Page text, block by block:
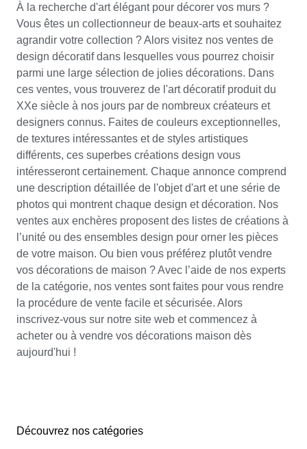
À la recherche d'art élégant pour décorer vos murs ?
Vous êtes un collectionneur de beaux-arts et souhaitez
agrandir votre collection ? Alors visitez nos ventes de
design décoratif dans lesquelles vous pourrez choisir
parmi une large sélection de jolies décorations. Dans
ces ventes, vous trouverez de l'art décoratif produit du
XXe siècle à nos jours par de nombreux créateurs et
designers connus. Faites de couleurs exceptionnelles,
de textures intéressantes et de styles artistiques
différents, ces superbes créations design vous
intéresseront certainement. Chaque annonce comprend
une description détaillée de l'objet d'art et une série de
photos qui montrent chaque design et décoration. Nos
ventes aux enchères proposent des listes de créations à
l’unité ou des ensembles design pour orner les pièces
de votre maison. Ou bien vous préférez plutôt vendre
vos décorations de maison ? Avec l’aide de nos experts
de la catégorie, nos ventes sont faites pour vous rendre
la procédure de vente facile et sécurisée. Alors
inscrivez-vous sur notre site web et commencez à
acheter ou à vendre vos décorations maison dès
aujourd'hui !
Découvrez nos catégories